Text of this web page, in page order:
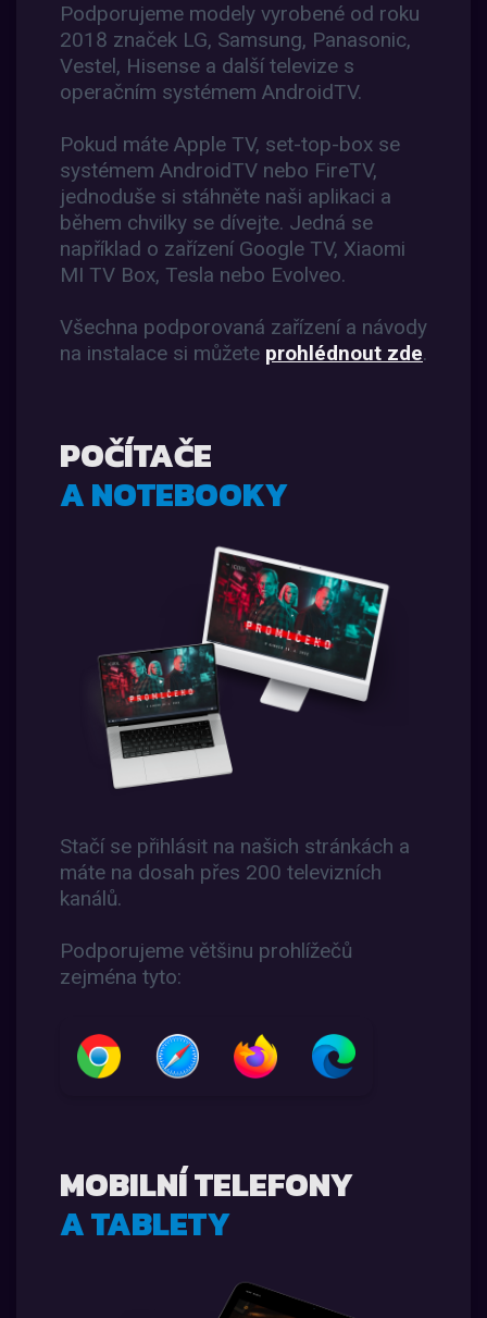
Podporujeme modely vyrobené od roku
2018 značek LG, Samsung, Panasonic,
Vestel, Hisense a další televize s
operačním systémem AndroidTV.
Pokud máte Apple TV, set-top-box se
systémem AndroidTV nebo FireTV,
jednoduše si stáhněte naši aplikaci a
během chvilky se dívejte. Jedná se
například o zařízení Google TV, Xiaomi
MI TV Box, Tesla nebo Evolveo.
Všechna podporovaná zařízení a návody
na instalace si můžete prohlédnout zde.
POČÍTAČE
A NOTEBOOKY
Stačí se přihlásit na našich stránkách a
máte na dosah přes 200 televizních
kanálů.
Podporujeme většinu prohlížečů
zejména tyto:
MOBILNÍ TELEFONY
A TABLETY